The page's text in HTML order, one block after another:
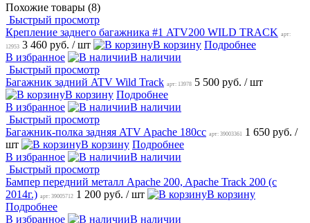
Похожие товары (8)
Быстрый просмотр
Крепление заднего багажника #1 ATV200 WILD TRACK арт:
12953 3 460 руб. / шт В корзину Подробнее
В избранное
В наличии
Быстрый просмотр
Багажник задний ATV Wild Track арт: 13978 5 500 руб. / шт
В корзину Подробнее
В избранное
В наличии
Быстрый просмотр
Багажник-полка задняя ATV Apache 180cc арт: 39003361 1 650 руб. /
шт
В корзину Подробнее
В избранное
В наличии
Быстрый просмотр
Бампер передний металл Apache 200, Apache Track 200 (с
2014г.) арт: 39005712 1 200 руб. / шт
В корзину
Подробнее
В избранное
В наличии